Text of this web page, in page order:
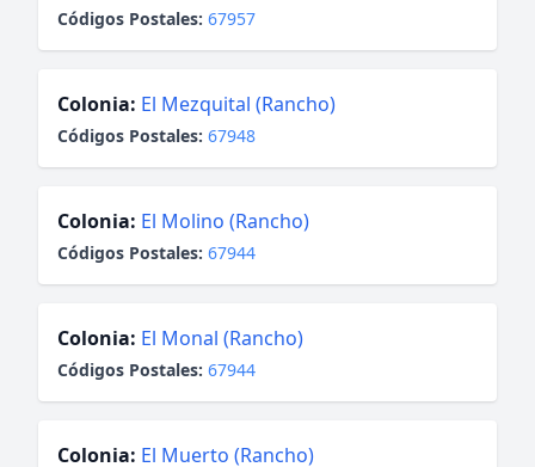
Códigos Postales: 67957
Colonia: El Mezquital (Rancho)
Códigos Postales: 67948
Colonia: El Molino (Rancho)
Códigos Postales: 67944
Colonia: El Monal (Rancho)
Códigos Postales: 67944
Colonia: El Muerto (Rancho)